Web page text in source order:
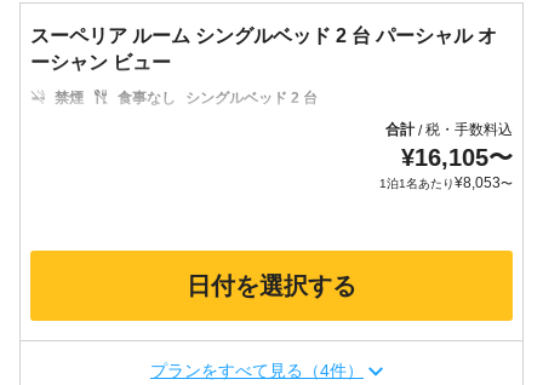
スーペリア ルーム シングルベッド 2 台 パーシャル オ
ーシャン ビュー
禁煙 食事なし
シングルベッド 2 台
合計/税・手数料込
¥16,105〜
1泊1名あたり¥8,053〜
日付を選択する
プランをすべて見る（4件）